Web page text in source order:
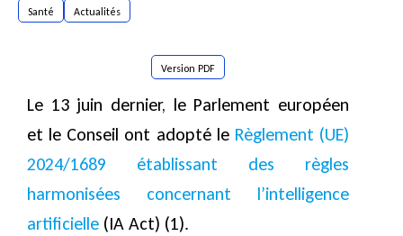
Santé Actualités
Version PDF
Le 13 juin dernier, le Parlement européen
et le Conseil ont adopté le Règlement (UE)
2024/1689 établissant des règles
harmonisées concernant l’intelligence
artificielle (IA Act) (1).